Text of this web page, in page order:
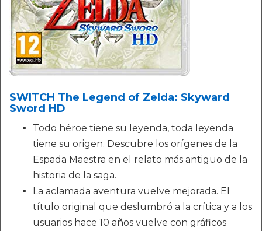
SWITCH The Legend of Zelda: Skyward
Sword HD
Todo héroe tiene su leyenda, toda leyenda
tiene su origen. Descubre los orígenes de la
Espada Maestra en el relato más antiguo de la
historia de la saga.
La aclamada aventura vuelve mejorada. El
título original que deslumbró a la crítica y a los
usuarios hace 10 años vuelve con gráficos